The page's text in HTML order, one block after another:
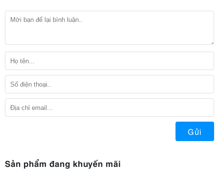
Gửi
Sản phẩm đang khuyến mãi